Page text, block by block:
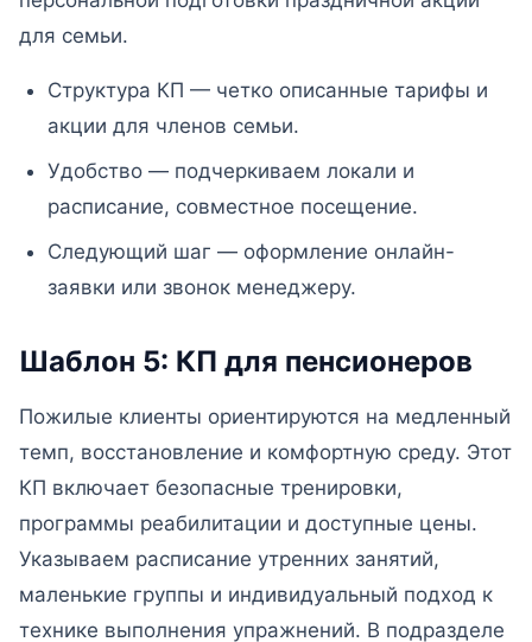
для семьи.
Структура КП — четко описанные тарифы и
акции для членов семьи.
Удобство — подчеркиваем локали и
расписание, совместное посещение.
Следующий шаг — оформление онлайн-
заявки или звонок менеджеру.
Шаблон 5: КП для пенсионеров
Пожилые клиенты ориентируются на медленный
темп, восстановление и комфортную среду. Этот
КП включает безопасные тренировки,
программы реабилитации и доступные цены.
Указываем расписание утренних занятий,
маленькие группы и индивидуальный подход к
технике выполнения упражнений. В подразделе